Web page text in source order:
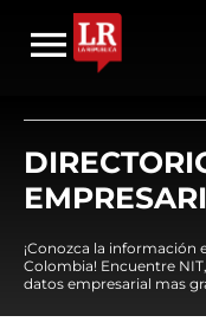
¡Conozca la información
Colombia! Encuentre
datos empresarial mas